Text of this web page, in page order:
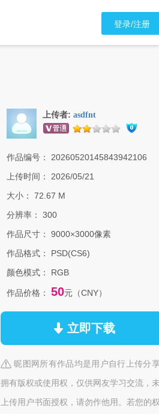
登录/注册
上传者: asdfnt
作品编号：
20260520145843942106
上传时间：
2026/05/21
大小：
72.67 M
分辨率：
300
作品尺寸：
9000×3000像素
作品格式：
PSD(CS6)
颜色模式：
RGB
作品价格： 50元（CNY）
立即下载
昵图网所有作品均是用户自行上传分
拥有版权或使用权，仅供网友学习交流，
上传用户书面授权，请勿作他用。若您的